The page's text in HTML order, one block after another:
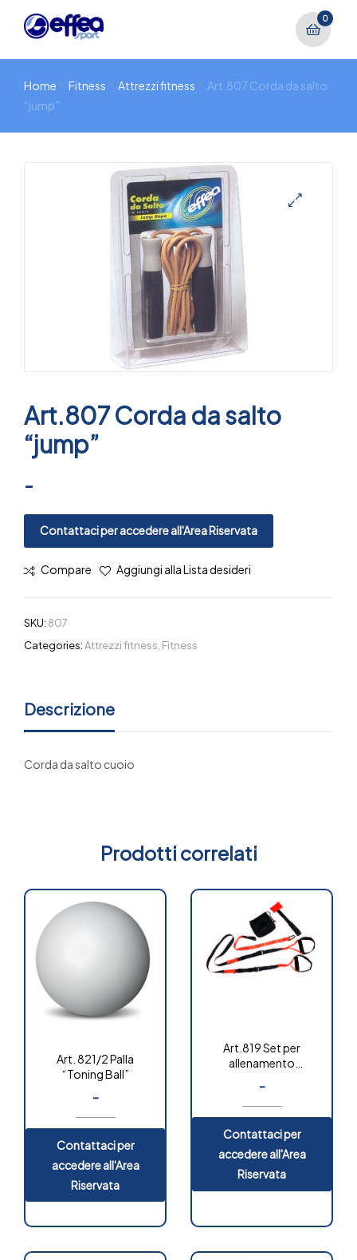
0
Home Fitness Attrezzi fitness
Art.807 Corda da salto
“jump”
Art.807 Corda da salto
“jump”
-
Contattaci per accedere all'Area Riservata
Compare Aggiungi alla Lista desideri
SKU: 807
Categories:Attrezzi fitness Fitness
Descrizione
Corda da salto cuoio
Prodotti correlati
Art. 821/2 Palla
“Toning Ball”
-
Contattaci per
accedere all'Area
Riservata
Art.819 Set per
allenamento
-
Contattaci per
accedere all'Area
Riservata